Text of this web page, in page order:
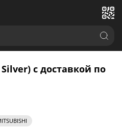
Silver) с доставкой по